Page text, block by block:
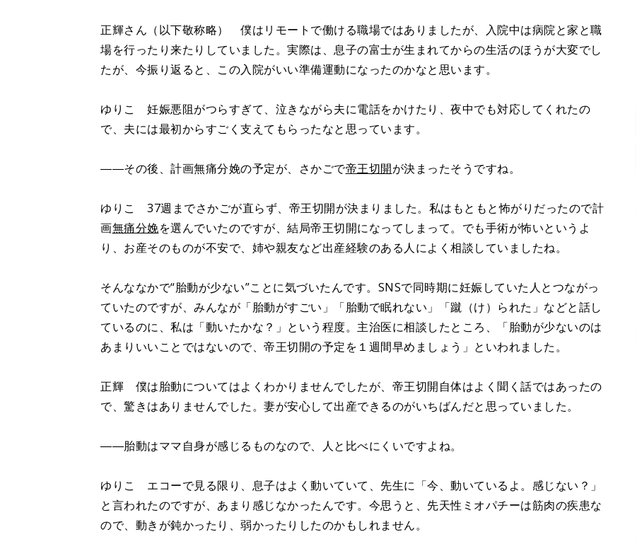
正輝さん（以下敬称略） 僕はリモートで働ける職場ではありましたが、入院中は病院と家と職
場を行ったり来たりしていました。実際は、息子の富士が生まれてからの生活のほうが大変でし
たが、今振り返ると、この入院がいい準備運動になったのかなと思います。
ゆりこ 妊娠悪阻がつらすぎて、泣きながら夫に電話をかけたり、夜中でも対応してくれたの
で、夫には最初からすごく支えてもらったなと思っています。
――その後、計画無痛分娩の予定が、さかごで帝王切開が決まったそうですね。
ゆりこ 37週までさかごが直らず、帝王切開が決まりました。私はもともと怖がりだったので計
画無痛分娩を選んでいたのですが、結局帝王切開になってしまって。でも手術が怖いというよ
り、お産そのものが不安で、姉や親友など出産経験のある人によく相談していましたね。
そんななかで“胎動が少ない”ことに気づいたんです。SNSで同時期に妊娠していた人とつながっ
ていたのですが、みんなが「胎動がすごい」「胎動で眠れない」「蹴（け）られた」などと話し
ているのに、私は「動いたかな？」という程度。主治医に相談したところ、「胎動が少ないのは
あまりいいことではないので、帝王切開の予定を１週間早めましょう」といわれました。
正輝 僕は胎動についてはよくわかりませんでしたが、帝王切開自体はよく聞く話ではあったの
で、驚きはありませんでした。妻が安心して出産できるのがいちばんだと思っていました。
――胎動はママ自身が感じるものなので、人と比べにくいですよね。
ゆりこ エコーで見る限り、息子はよく動いていて、先生に「今、動いているよ。感じない？」
と言われたのですが、あまり感じなかったんです。今思うと、先天性ミオパチーは筋肉の疾患な
ので、動きが鈍かったり、弱かったりしたのかもしれません。